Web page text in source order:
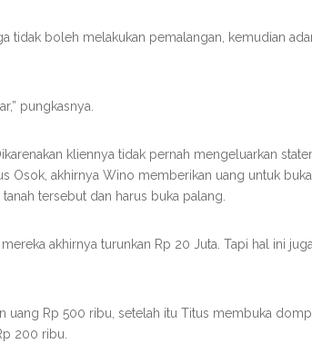
tidak boleh melakukan pemalangan, kemudian
pungkasnya.
kliennya tidak pernah mengeluarkan
Osok, akhirnya Wino memberikan uang untuk
tersebut dan harus buka palang.
akhirnya turunkan Rp 20 Juta. Tapi hal ini
uang Rp 500 ribu, setelah itu Titus membuka
200 ribu.